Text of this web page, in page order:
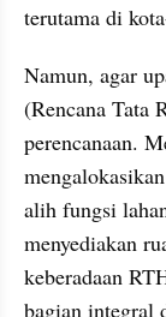
terutama di
Namun, agar
(Rencana Tata
perencanaan.
alih fungsi
menyediakan
keberadaan
bagian integral